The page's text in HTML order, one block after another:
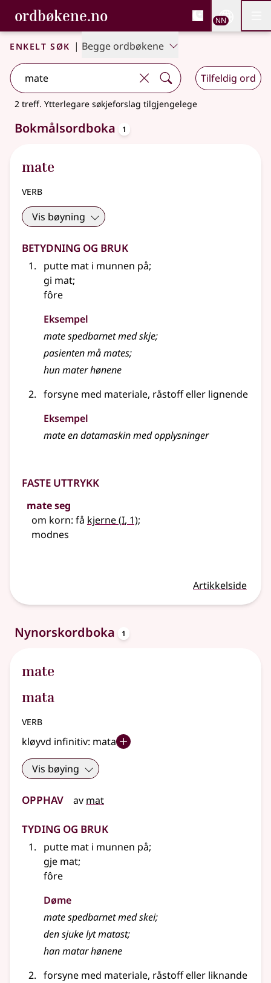
Gå til hovudinnhald
Tilgjenge
ordbøkene.no, Bokmålsordboka og
Bokmålsordboka og Nynorskordboka
NN
Enkelt søk | Begge ordbøkene
Tilfeldig ord
2 treff. Ytterlegare søkjeforslag tilgjengelege
Bokmålsordboka 1
mate
verb
Vis bøyning
Betydning og bruk
putte mat i munnen på;
gi mat;
fôre
Eksempel
matespedbarnet med skje;
pasienten måmates;
hun mater hønene
forsyne med materiale, råstoffeller lignende
Eksempel
mateen datamaskin med opplysninger
Faste uttrykk
mate seg
om korn: få kjerne(1
I, 1);
modnes
Artikkelside
Nynorskordboka 1
mate
mata
verb
kløyvd infinitiv: mata
Vis bøying
Opphav av mat
Tyding og bruk
putte mat i munnen på;
gje mat;
fôre
Døme
mate spedbarnet med skei;
den sjuke lyt matast;
han matar hønene
forsyne med materiale, råstoffeller liknande